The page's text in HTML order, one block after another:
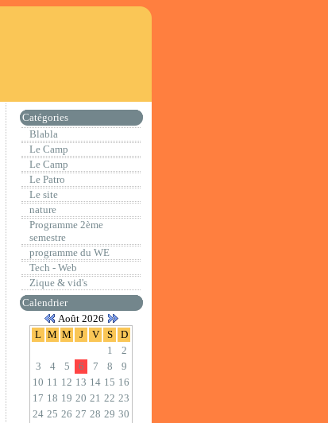
Catégories
Blabla
Le Camp
Le Camp
Le Patro
Le site
nature
Programme 2ème
semestre
programme du WE
Tech - Web
Zique & vid's
Calendrier
Août 2026
L M M J V S
D
1
2
3
4 5 6 7 8
9
10 11 12 13 14 15 16
17 18 19 20 21 22 23
24 25 26 27 28 29 30